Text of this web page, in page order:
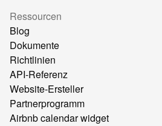
Ressourcen
Blog
Dokumente
Richtlinien
API-Referenz
Website-Ersteller
Partnerprogramm
Airbnb calendar widget